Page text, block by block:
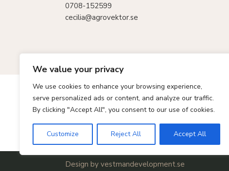
We value your privacy
We use cookies to enhance your browsing experience,
serve personalized ads or content, and analyze our traffic.
By clicking "Accept All", you consent to our use of cookies.
Customize Reject All Accept All
0708-152599
cecilia@agrovektor.se
←Föregående inlägg: FCB letar ny produktägare!
Design by vestmandevelopment.se